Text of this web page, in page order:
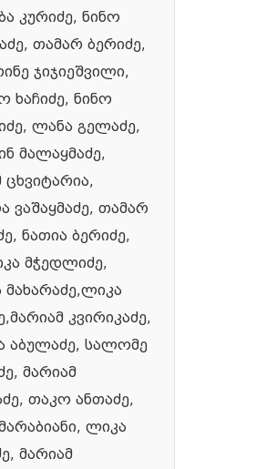
კურიძე, ნინო
თამარ ბერიძე,
ჯიჯიეშვილი,
ხაჩიძე, ნინო
ლანა გელაძე,
მალაყმაძე,
ცხვიტარია,
ვაშაყმაძე, თამარ
ნათია ბერიძე,
მჭედლიძე,
მახარაძე,ლიკა
კვირიკაძე,
აბულაძე, სალომე
მარიამ
თაკო ანთაძე,
ლიკა
მარიამ